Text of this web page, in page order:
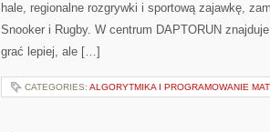
hale, regionalne rozgrywki i sportową zajawkę,
Snooker i Rugby. W centrum DAPTORUN
grać lepiej, ale […]
CATEGORIES: ALGORYTMIKA I PROGRAMOWANIE